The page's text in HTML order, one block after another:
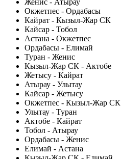
Женис - Атырау
Окжетпес - Ордабасы
Кайрат - Кызыл-Жар СК
Кайсар - Тобол
Астана - Окжетпес
Ордабасы - Елимай
Туран - Женис
Кызыл-Жар СК - Актобе
Жетысу - Кайрат
Атырау - Улытау
Кайсар - Жетысу
Окжетпес - Кызыл-Жар СК
Улытау - Туран
Актобе - Кайрат
Тобол - Атырау
Ордабасы - Женис
Елимай - Астана